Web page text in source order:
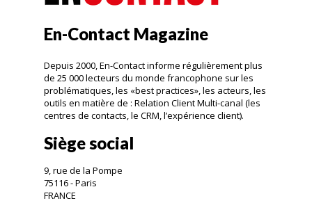
En-Contact Magazine
Depuis 2000, En-Contact informe régulièrement plus
de 25 000 lecteurs du monde francophone sur les
problématiques, les «best practices», les acteurs, les
outils en matière de : Relation Client Multi-canal (les
centres de contacts, le CRM, l’expérience client).
Siège social
9, rue de la Pompe
75116 - Paris
FRANCE